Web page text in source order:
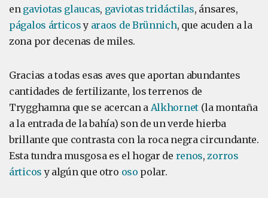
en gaviotas glaucas, gaviotas tridáctilas, ánsares,
págalos árticosy araos de Brünnich, que acuden a la
zona por decenas de miles.
Gracias a todas esas aves que aportan abundantes
cantidades de fertilizante, los terrenos de
Trygghamna que se acercan a Alkhornet(la montaña
a la entrada de la bahía) son de un verde hierba
brillante que contrasta con la roca negra circundante.
Esta tundra musgosa es el hogar de renos,zorros
árticos y algún que otro oso polar.